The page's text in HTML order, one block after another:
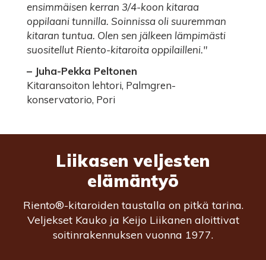
ensimmäisen kerran 3/4-koon kitaraa
oppilaani tunnilla. Soinnissa oli suuremman
kitaran tuntua. Olen sen jälkeen lämpimästi
suositellut Riento-kitaroita oppilailleni."
– Juha-Pekka Peltonen
Kitaransoiton lehtori, Palmgren-
konservatorio, Pori
Liikasen veljesten
elämäntyö
Riento®-kitaroiden taustalla on pitkä tarina.
Veljekset Kauko ja Keijo Liikanen aloittivat
soitinrakennuksen vuonna 1977.